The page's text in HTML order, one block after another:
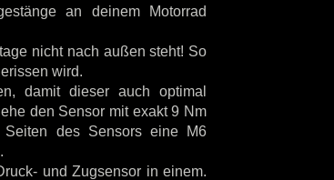
an deinem Motorrad
nicht nach außen steht! So
wird.
damit dieser auch optimal
den Sensor mit exakt 9 Nm
des Sensors eine M6
und Zugsensor in einem.